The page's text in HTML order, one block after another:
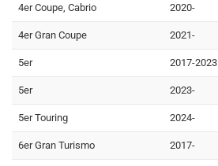
4er Coupe, Cabrio 2020-
4er Gran Coupe 2021-
5er 2017-2023
5er 2023-
5er Touring 2024-
6er Gran Turismo 2017-